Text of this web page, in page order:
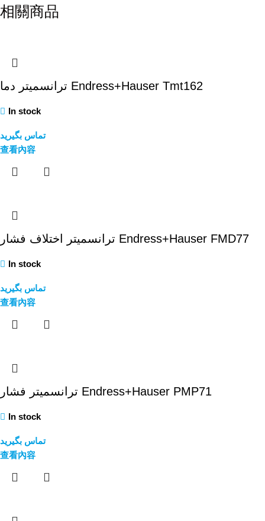
相關商品
ترانسمیتر دما Endress+Hauser Tmt162
In stock
تماس بگیرید
查看內容
ترانسمیتر اختلاف فشار Endress+Hauser FMD77
In stock
تماس بگیرید
查看內容
ترانسمیتر فشار Endress+Hauser PMP71
In stock
تماس بگیرید
查看內容